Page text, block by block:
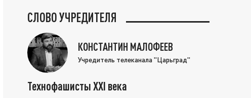
СЛОВО УЧРЕДИТЕЛЯ
КОНСТАНТИН МАЛОФЕЕВ
Учредитель телеканала "Царьград"
Технофашисты XXI века